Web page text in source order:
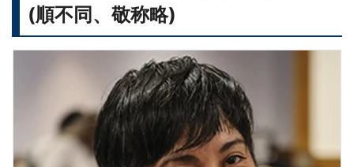
(順不同、敬称略)